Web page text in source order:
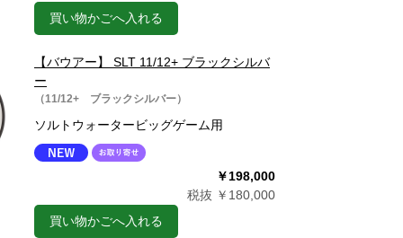
買い物かごへ入れる
【バウアー】 SLT 11/12+ ブラックシルバ
ー
（11/12+ ブラックシルバー）
ソルトウォータービッグゲーム用
￥198,000
税抜 ￥180,000
買い物かごへ入れる